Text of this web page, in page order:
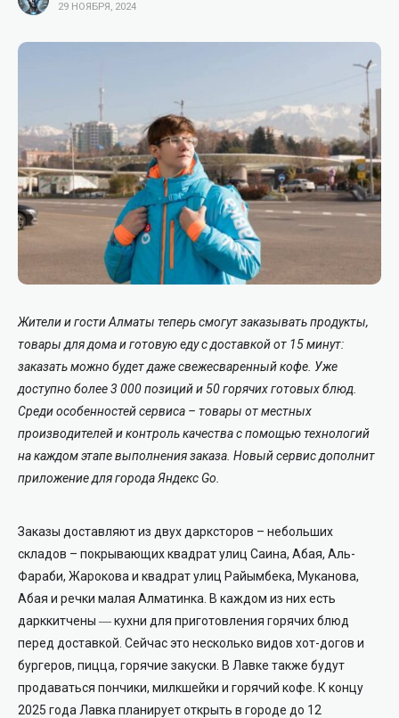
29 НОЯБРЯ, 2024
Жители и гости Алматы теперь смогут заказывать продукты,
товары для дома и готовую еду с доставкой от 15 минут:
заказать можно будет даже свежесваренный кофе. Уже
доступно более 3 000 позиций и 50 горячих готовых блюд.
Среди особенностей сервиса – товары от местных
производителей и контроль качества с помощью технологий
на каждом этапе выполнения заказа. Новый сервис дополнит
приложение для города Яндекс Go.
Заказы доставляют из двух дарксторов – небольших
складов – покрывающих квадрат улиц Саина, Абая, Аль-
Фараби, Жарокова и квадрат улиц Райымбека, Муканова,
Абая и речки малая Алматинка. В каждом из них есть
дарккитчены ― кухни для приготовления горячих блюд
перед доставкой. Сейчас это несколько видов хот-догов и
бургеров, пицца, горячие закуски. В Лавке также будут
продаваться пончики, милкшейки и горячий кофе. К концу
2025 года Лавка планирует открыть в городе до 12